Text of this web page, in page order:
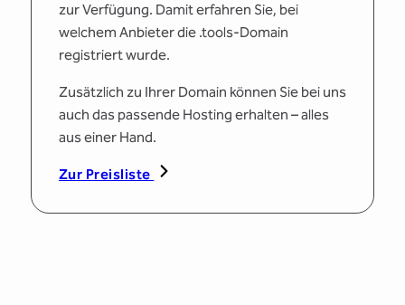
zur Verfügung. Damit erfahren Sie, bei
welchem Anbieter die .tools-Domain
registriert wurde.
Zusätzlich zu Ihrer Domain können Sie bei uns
auch das passende Hosting erhalten – alles
aus einer Hand.
Zur Preisliste